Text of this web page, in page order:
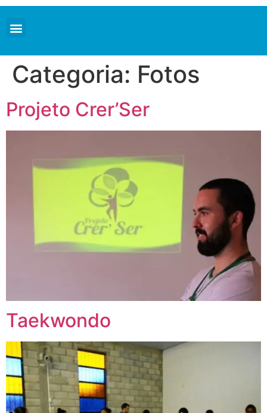
Categoria: Fotos
Projeto Crer’Ser
Taekwondo